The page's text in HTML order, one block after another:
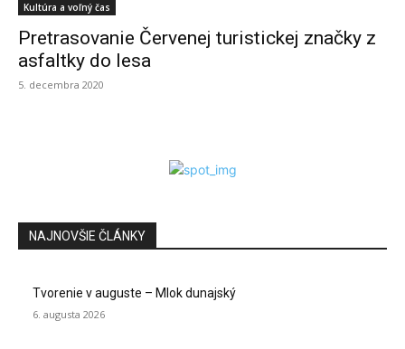
Kultúra a voľný čas
Pretrasovanie Červenej turistickej značky z
asfaltky do lesa
5. decembra 2020
NAJNOVŠIE ČLÁNKY
Tvorenie v auguste – Mlok dunajský
6. augusta 2026